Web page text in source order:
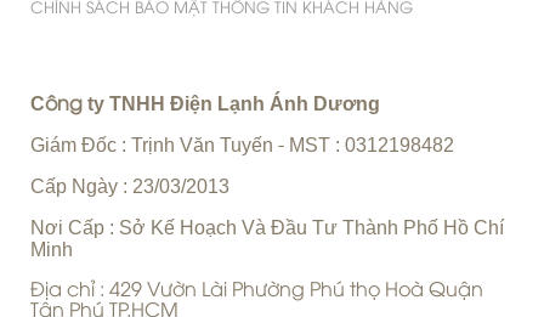
CHÍNH SÁCH BẢO MẬT THÔNG TIN KHÁCH HÀNG
Công ty TNHH Điện Lạnh Ánh Dương
Giám Đốc : Trịnh Văn Tuyến - MST : 0312198482
Cấp Ngày : 23/03/2013
Nơi Cấp : Sở Kế Hoạch Và Đầu Tư Thành Phố Hồ Chí
Minh
Địa chỉ : 429 Vườn Lài Phường Phú thọ Hoà Quận
Tân Phú TP.HCM